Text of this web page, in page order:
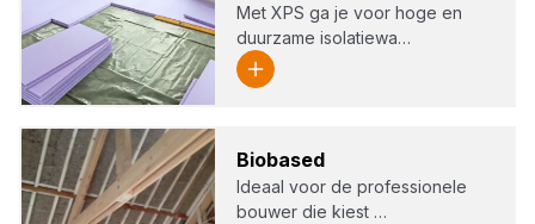
Met XPS ga je voor hoge en
duurzame isolatiewa…
Bio­ba­sed
Ideaal voor de professionele
bouwer die kiest …